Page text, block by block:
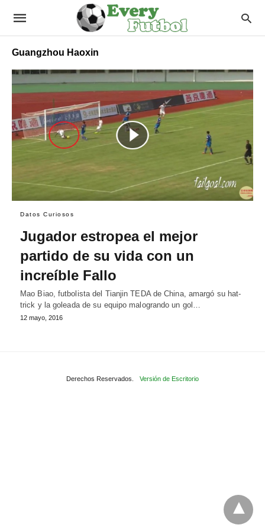
Guangzhou Haoxin
Datos Curiosos
Jugador estropea el mejor
partido de su vida con un
increíble Fallo
Mao Biao, futbolista del Tianjin TEDA de China, amargó su hat-
trick y la goleada de su equipo malogrando un gol…
12 mayo, 2016
Derechos Reservados. Versión de Escritorio